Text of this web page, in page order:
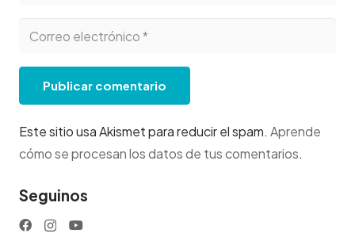
Publicar comentario
Este sitio usa Akismet para reducir el spam. Aprende
cómo se procesan los datos de tus comentarios.
Seguinos